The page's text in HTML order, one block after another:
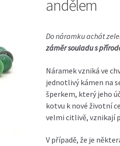
andělem
Donáramku achát
záměr souladu s
Náramek vzniká ve
jednotlivý kámen na
šperkem, který jeho
kotvu k nové životní
velmi citlivě, vznikají
V případě, že je